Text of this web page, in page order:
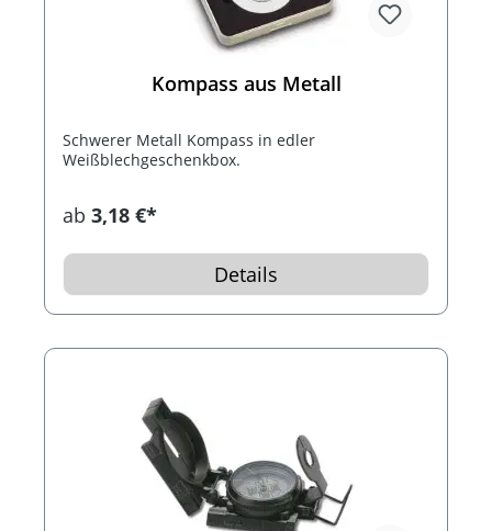
Kompass aus Metall
Schwerer Metall Kompass in edler
Weißblechgeschenkbox.
ab 3,18 €*
Details